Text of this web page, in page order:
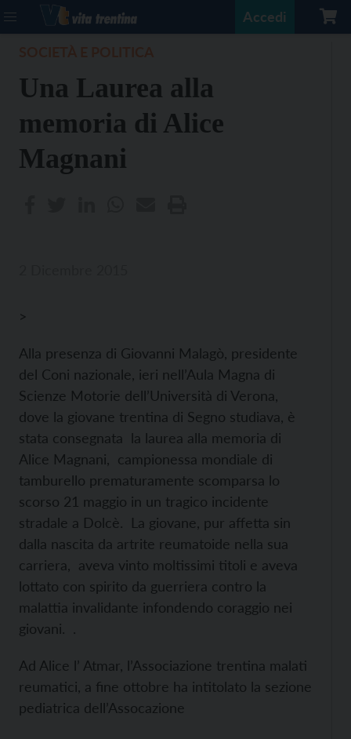
Accedi
Una Laurea alla
memoria di Alice
Magnani
>
Alla presenza di Giovanni Malagò, presidente
del Coni nazionale, ieri nell’Aula Magna di
Scienze Motorie dell’Università di Verona,
dove la giovane trentina di Segno studiava, è
stata consegnata la laurea alla memoria di
Alice Magnani, campionessa mondiale di
tamburello prematuramente scomparsa lo
scorso 21 maggio in un tragico incidente
stradale a Dolcè. La giovane, pur affetta sin
dalla nascita da artrite reumatoide nella sua
carriera, aveva vinto moltissimi titoli e aveva
lottato con spirito da guerriera contro la
malattia invalidante infondendo coraggio nei
giovani. .
Ad Alice l’ Atmar, l’Associazione trentina malati
reumatici, a fine ottobre ha intitolato la sezione
pediatrica dell’Assocazione